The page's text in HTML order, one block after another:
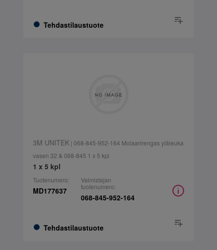
Tehdastilaustuote
3M UNITEK| 068-845-952-164 Molaarirengas yläleuka
vasen 32 & 068-845 1 x 5 kpl
1 x 5 kpl
Tuotenumero:
MD177637
Tehdastilaustuote
Valmistajan
tuotenumero:
068-845-952-164